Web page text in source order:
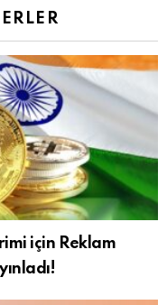
için Reklam